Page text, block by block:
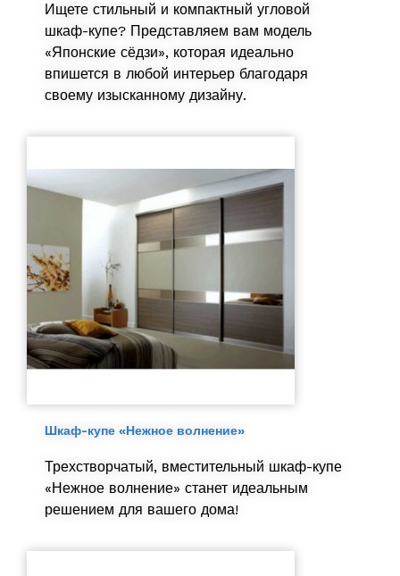
Ищете стильный и компактный угловой
шкаф-купе? Представляем вам модель
«Японские сёдзи», которая идеально
впишется в любой интерьер благодаря
своему изысканному дизайну.
Шкаф-купе «Нежное волнение»
Трехстворчатый, вместительный шкаф-купе
«Нежное волнение» станет идеальным
решением для вашего дома!